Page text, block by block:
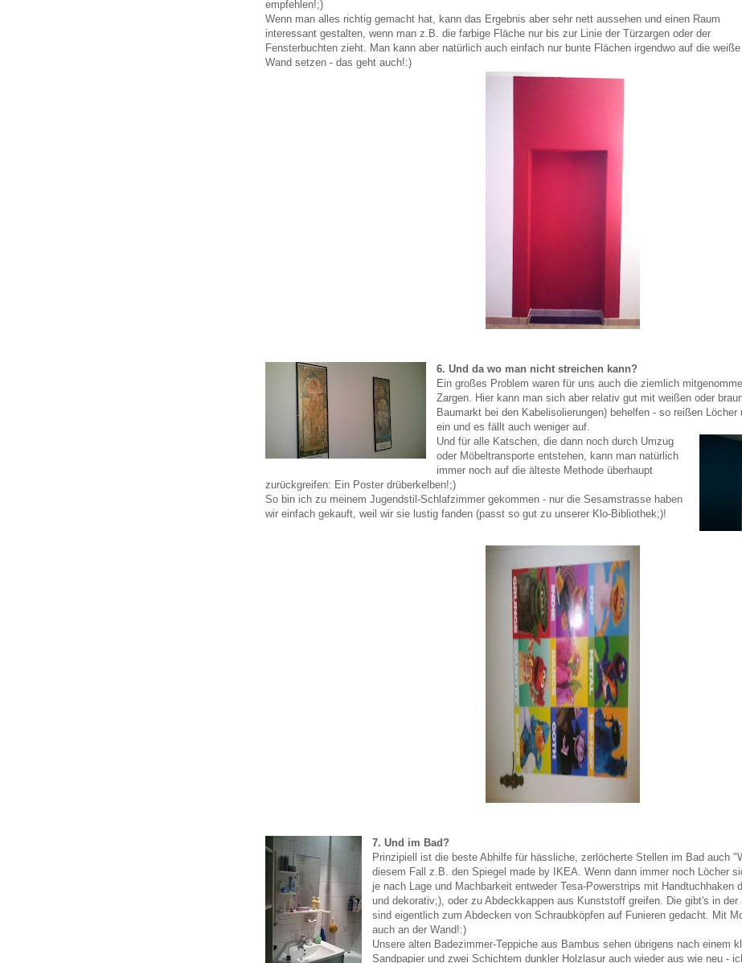
empfehlen!;)
Wenn man alles richtig gemacht hat, kann das Ergebnis aber sehr nett aussehen und einen Raum
interessant gestalten, wenn man z.B. die farbige Fläche nur bis zur Linie der Türzargen oder der
Fensterbuchten zieht. Man kann aber natürlich auch einfach nur bunte Flächen irgendwo auf die weiße
Wand setzen - das geht auch!:)
6. Und da wo man nicht streichen kann?
Ein großes Problem waren für uns auch die ziemlich
Zargen. Hier kann man sich aber relativ gut mit weißen oder
Baumarkt bei den Kabelisolierungen) behelfen - so reißen
ein und es fällt auch weniger auf.
Und für alle Katschen, die dann noch durch Umzug
oder Möbeltransporte entstehen, kann man natürlich
immer noch auf die älteste Methode überhaupt
zurückgreifen: Ein Poster drüberkelben!;)
So bin ich zu meinem Jugendstil-Schlafzimmer gekommen - nur die Sesamstrasse haben
wir einfach gekauft, weil wir sie lustig fanden (passt so gut zu unserer Klo-Bibliothek;)!
7. Und im Bad?
Prinzipiell ist die beste Abhilfe für hässliche, zerlöcherte Stellen im Bad auch
diesem Fall z.B. den Spiegel made by IKEA. Wenn dann immer noch Löcher
je nach Lage und Machbarkeit entweder Tesa-Powerstrips mit Handtuchhaken
und dekorativ;), oder zu Abdeckkappen aus Kunststoff greifen. Die gibt's in der
sind eigentlich zum Abdecken von Schraubköpfen auf Funieren gedacht. Mit
auch an der Wand!:)
Unsere alten Badezimmer-Teppiche aus Bambus sehen übrigens nach einem
Sandpapier und zwei Schichtem dunkler Holzlasur auch wieder aus wie neu -